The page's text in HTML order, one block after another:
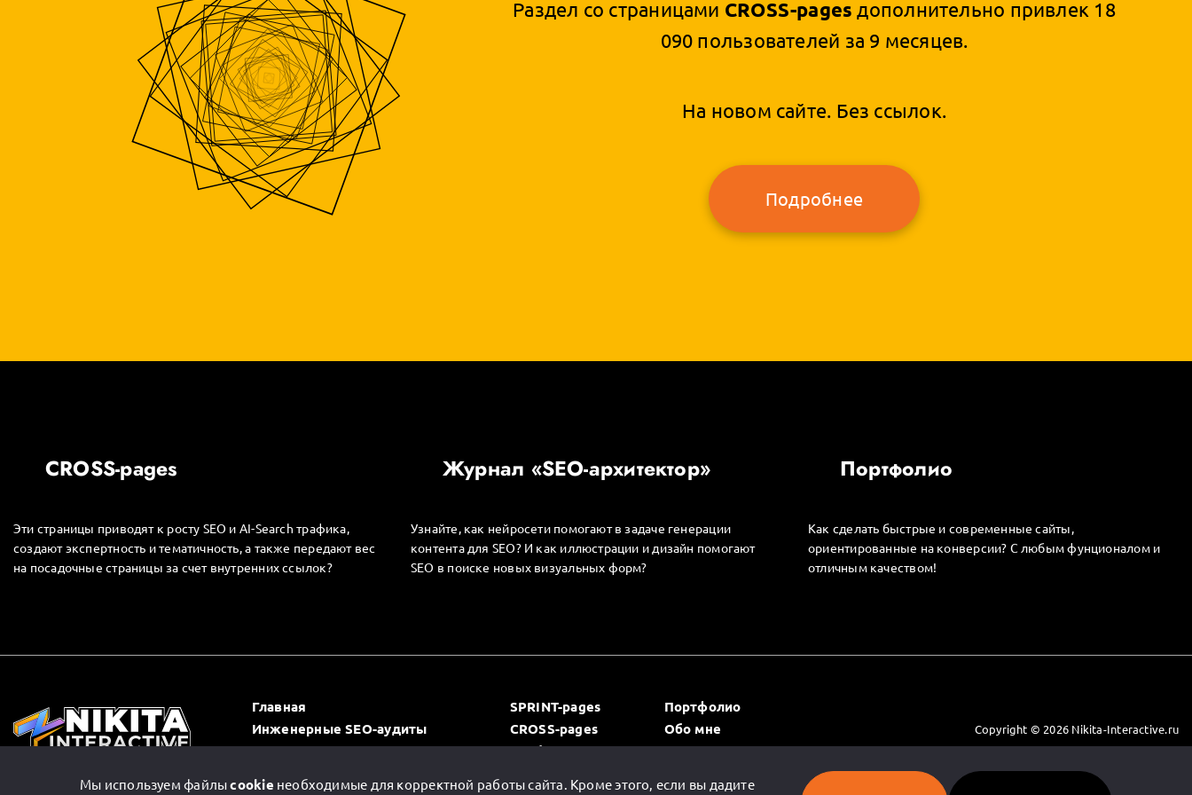
Раздел со страницами CROSS-pages дополнительно привлек 18
090 пользователей за 9 месяцев.
На новом сайте. Без ссылок.
Подробнее
CROSS-pages
Эти страницы приводят к росту SEO и AI-Search трафика,
создают экспертность и тематичность, а также передают вес
на посадочные страницы за счет внутренних ссылок?
Журнал «SEO-архитектор»
Узнайте, как нейросети помогают в задаче генерации
контента для SEO? И как иллюстрации и дизайн помогают
SEO в поиске новых визуальных форм?
Портфолио
Как сделать быстрые и современные сайты,
ориентированные на конверсии? С любым фунционалом и
отличным качеством!
Главная
Инженерные SEO-аудиты
Журнал «SEO-архитектор»
SPRINT-pages
CROSS-pages
SEO/pSEO+AI
Портфолио
Обо мне
Контакты
Copyright © 2026 Nikita-Interactive.ru
Мы используем файлыcookie необходимые для корректной работы сайта. Кроме этого, если вы дадите